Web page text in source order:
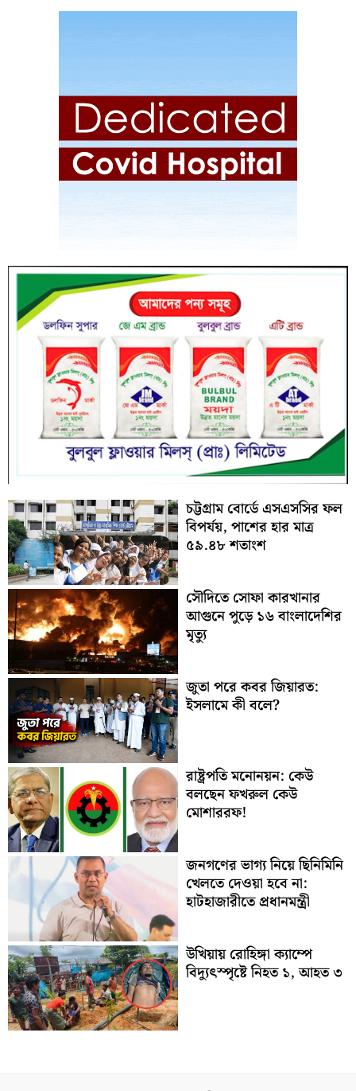
চট্টগ্রাম বোর্ডে এসএসসির ফল
বিপর্যয়, পাশের হার মাত্র
৫৯.৪৮ শতাংশ
সৌদিতে সোফা কারখানার
আগুনে পুড়ে ১৬ বাংলাদেশির
মৃত্যু
জুতা পরে কবর জিয়ারত:
ইসলামে কী বলে?
রাষ্ট্রপতি মনোনয়ন: কেউ
বলছেন ফখরুল কেউ
মোশাররফ!
জনগণের ভাগ্য নিয়ে ছিনিমিনি
খেলতে দেওয়া হবে না:
হাটহাজারীতে প্রধানমন্ত্রী
উখিয়ায় রোহিঙ্গা ক্যাম্পে
বিদ্যুৎস্পৃষ্টে নিহত ১, আহত ৩